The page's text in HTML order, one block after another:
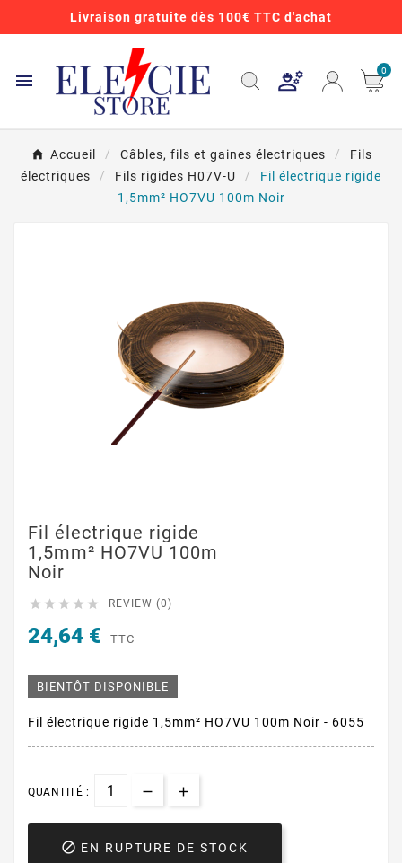
Livraison gratuite dès 100€ TTC d'achat
 0
Accueil Câbles, fils et gaines électriques
Fils
électriques
Fils rigides H07V-U
Fil électrique rigide
1,5mm² HO7VU 100m Noir
Fil électrique rigide
1,5mm² HO7VU 100m
Noir
     REVIEW (0)
24,64 € TTC
BIENTÔT DISPONIBLE
Fil électrique rigide 1,5mm² HO7VU 100m Noir - 6055
QUANTITÉ :
 EN RUPTURE DE STOCK